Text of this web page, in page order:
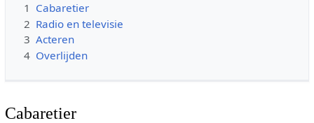
1 Cabaretier
2 Radio en televisie
3 Acteren
4 Overlijden
Cabaretier